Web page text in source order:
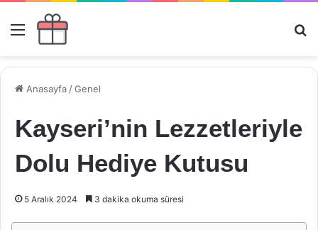
Menü
Anasayfa /Genel
Kayseri’nin Lezzetleriyle
Dolu Hediye Kutusu
5 Aralık 2024 3 dakika okuma süresi